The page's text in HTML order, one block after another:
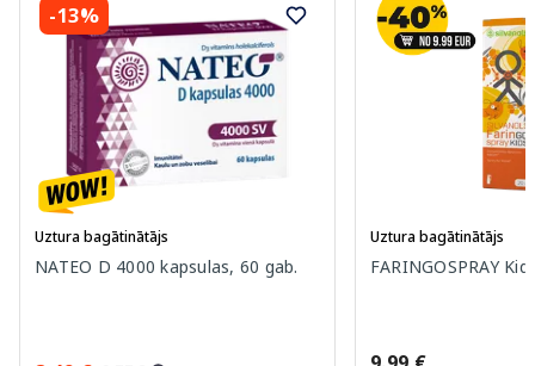
-13%
Uztura bagātinātājs
NATEO D 4000 kapsulas, 60 gab.
Uztura bagātinātājs
FARINGOSPRAY